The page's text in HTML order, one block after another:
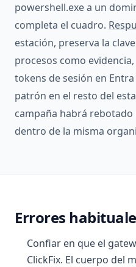
powershell.exe a un
completa el cuadro.
estación, preserva la
procesos como
tokens de sesión en
patrón en el resto del
campaña habrá
dentro de la misma
Errores
Confiar en que el
ClickFix. El cuerpo del